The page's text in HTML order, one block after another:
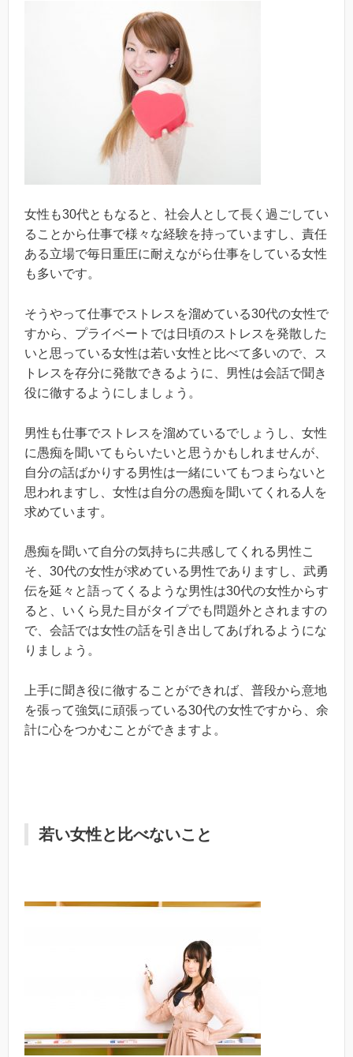
女性も30代ともなると、社会人として長く過ごしてい
ることから仕事で様々な経験を持っていますし、責任
ある立場で毎日重圧に耐えながら仕事をしている女性
も多いです。
そうやって仕事でストレスを溜めている30代の女性で
すから、プライベートでは日頃のストレスを発散した
いと思っている女性は若い女性と比べて多いので、ス
トレスを存分に発散できるように、男性は会話で聞き
役に徹するようにしましょう。
男性も仕事でストレスを溜めているでしょうし、女性
に愚痴を聞いてもらいたいと思うかもしれませんが、
自分の話ばかりする男性は一緒にいてもつまらないと
思われますし、女性は自分の愚痴を聞いてくれる人を
求めています。
愚痴を聞いて自分の気持ちに共感してくれる男性こ
そ、30代の女性が求めている男性でありますし、武勇
伝を延々と語ってくるような男性は30代の女性からす
ると、いくら見た目がタイプでも問題外とされますの
で、会話では女性の話を引き出してあげれるようにな
りましょう。
上手に聞き役に徹することができれば、普段から意地
を張って強気に頑張っている30代の女性ですから、余
計に心をつかむことができますよ。
若い女性と比べないこと